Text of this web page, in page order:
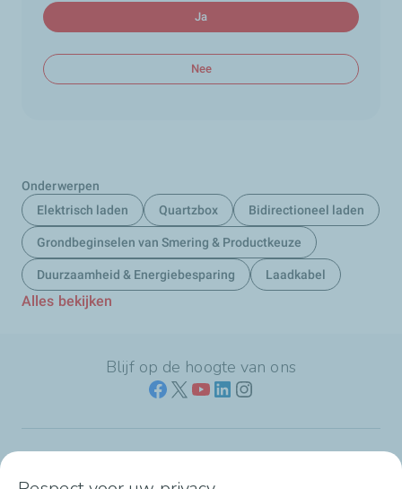
Ja
Nee
Onderwerpen
Elektrisch laden
Quartzbox Bidirectioneel laden
Grondbeginselen van Smering & Productkeuze
Duurzaamheid & Energiebesparing Laadkabel
Alles bekijken
Blijf op de hoogte van ons